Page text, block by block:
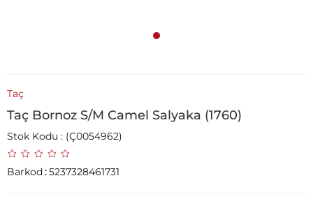
Taç
Taç Bornoz S/M Camel Salyaka (1760)
Stok Kodu (Ç0054962)
Barkod:5237328461731